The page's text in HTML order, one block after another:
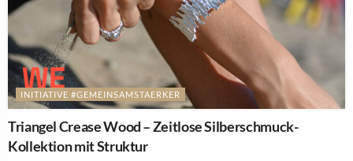
INITIATIVE #GEMEINSAMSTAERKER
Triangel Crease Wood – Zeitlose Silberschmuck-
Kollektion mit Struktur